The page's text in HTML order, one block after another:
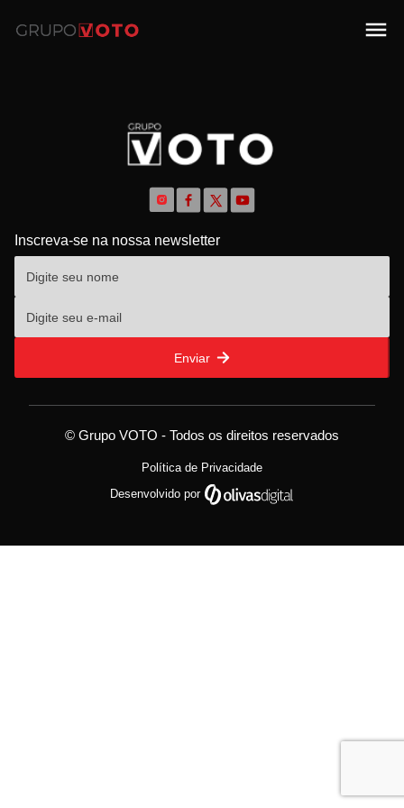
Inscreva-se na nossa newsletter
Enviar
© Grupo VOTO - Todos os direitos reservados
Política de Privacidade
Desenvolvido por